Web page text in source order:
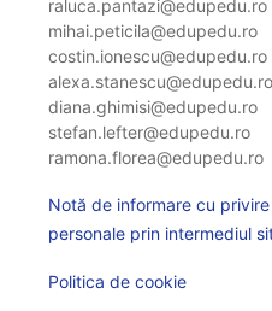
raluca.pantazi@edupedu.ro
mihai.peticila@edupedu.ro
costin.ionescu@edupedu.ro
alexa.stanescu@edupedu.ro
diana.ghimisi@edupedu.ro
stefan.lefter@edupedu.ro
ramona.florea@edupedu.ro
Notă de informare cu
personale prin intermediul
Politica de cookie